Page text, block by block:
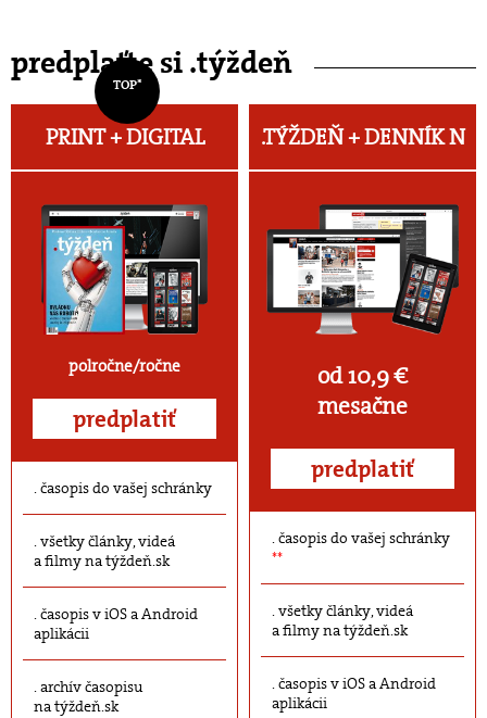
predplaťte si .týždeň
TOP*
PRINT + DIGITAL
polročne/ročne
predplatiť
časopis do vašej schránky
všetky články, videá
a filmy na týždeň.sk
časopis v iOS a Android
aplikácii
archív časopisu
na týždeň.sk
.TÝŽDEŇ +DENNÍK N
od 10,9 €
mesačne
predplatiť
časopis do vašej schránky
**
všetky články, videá
a filmy na týždeň.sk
časopis v iOS a Android
aplikácii